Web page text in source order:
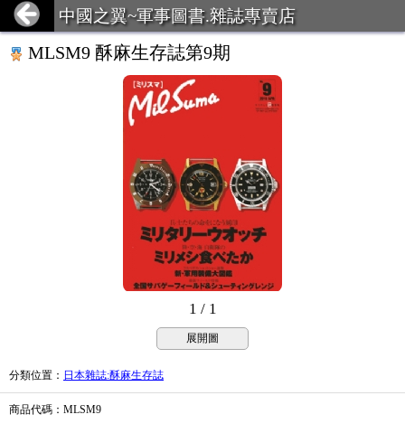
中國之翼~軍事圖書.雜誌專賣店
MLSM9 酥麻生存誌第9期
1 / 1
展開圖
分類位置 ： 日本雜誌:酥麻生存誌
商品代碼 ：MLSM9